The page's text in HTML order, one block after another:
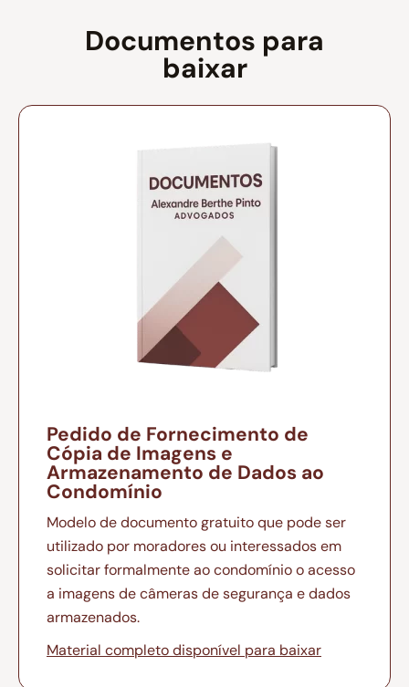
Documentos para
baixar
Pedido de Fornecimento de
Cópia de Imagens e
Armazenamento de Dados ao
Condomínio
Modelo de documento gratuito que pode ser
utilizado por moradores ou interessados em
solicitar formalmente ao condomínio o acesso
a imagens de câmeras de segurança e dados
armazenados.
Material completo disponível para baixar